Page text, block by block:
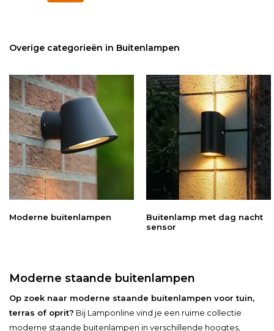
Overige categorieën in Buitenlampen
Moderne buitenlampen
Buitenlamp met dag nacht
sensor
Moderne staande buitenlampen
Op zoek naar moderne staande buitenlampen voor tuin,
terras of oprit? Bij Lamponline vind je een ruime collectie
moderne staande buitenlampen in verschillende hoogtes,